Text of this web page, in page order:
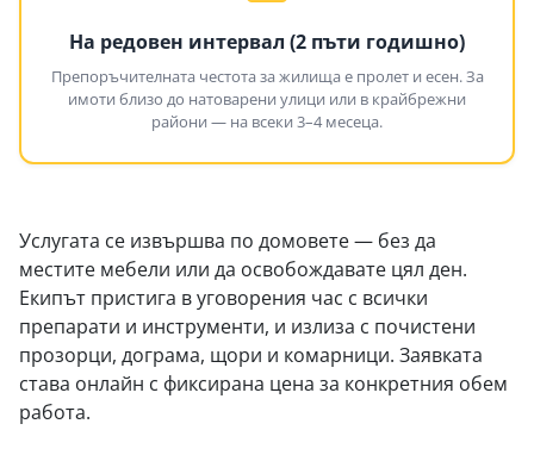
На редовен интервал (2 пъти годишно)
Препоръчителната честота за жилища е пролет и есен. За
имоти близо до натоварени улици или в крайбрежни
райони — на всеки 3–4 месеца.
Услугата се извършва по домовете — без да
местите мебели или да освобождавате цял ден.
Екипът пристига в уговорения час с всички
препарати и инструменти, и излиза с почистени
прозорци, дограма, щори и комарници. Заявката
става онлайн с фиксирана цена за конкретния обем
работа.